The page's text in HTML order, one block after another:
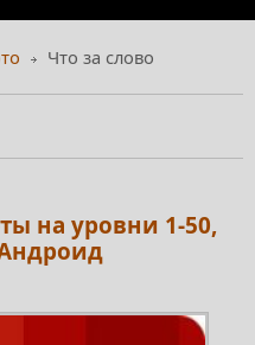
Что за слово
на уровни 1-50,